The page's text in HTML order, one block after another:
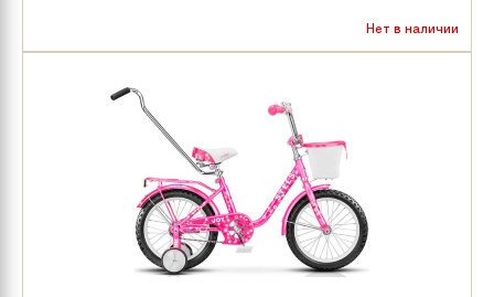
Нет в наличии
Тип тормозов:Ножной